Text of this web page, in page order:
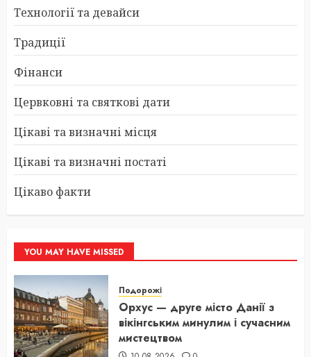
Технології та девайси
Традиції
Фінанси
Цервковні та святкові дати
Цікаві та визначні місця
Цікаві та визначні постаті
Цікаво факти
YOU MAY HAVE MISSED
Подорожі
Орхус — друге місто Данії з
вікінгським минулим і сучасним
мистецтвом